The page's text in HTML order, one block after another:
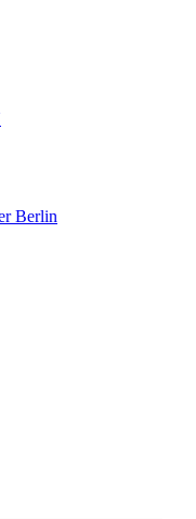
Berlin